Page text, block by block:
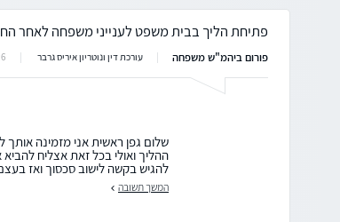
פתיחת הליך בבית משפט לענייני משפחה לאחר
פורום ביהמ"ש משפחה עורכת דין ונוטריון איריס גרבר
שלום גפן ראשית אני מזמינה אותך
ההליך ואולי בכל זאת אצליח
להגיש בקשה לישוב סכסוך ואז בעצם
המשך תשובה